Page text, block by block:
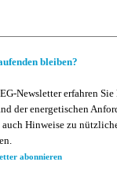
bleiben?
Newsletter erfahren
der energetischen
auch Hinweise zu
abonnieren